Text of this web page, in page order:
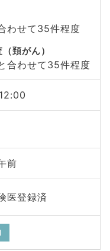
わせて35件程度
頚がん）
合わせて35件程度
前
医登録済